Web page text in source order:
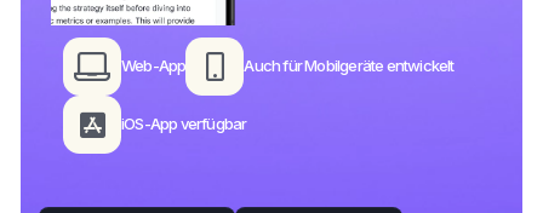
Web-App Auch für Mobilgeräte entwickelt
iOS-App verfügbar